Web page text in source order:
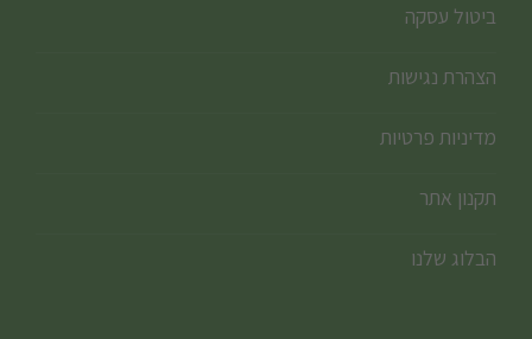
ביטול עסקה
הצהרת נגישות
מדיניות פרטיות
תקנון אתר
הבלוג שלנו